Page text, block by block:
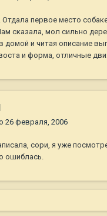
Отдала первое место
сказала, мол сильно
домой и читая описание
и форма, отличные
26 февраля, 2006
сори, я уже
ошиблась.